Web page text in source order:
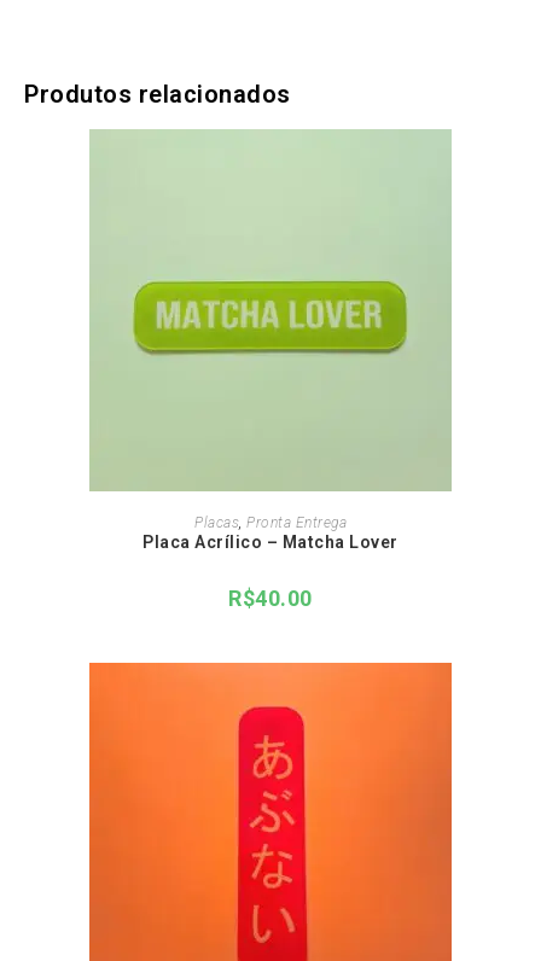
Produtos relacionados
ADICIONAR AO CARRINHO
Placas Pronta Entrega
Placa Acrílico – Matcha Lover
R$40.00